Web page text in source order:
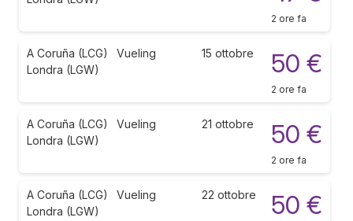
2 ore fa
A Coruña (LCG)
Londra (LGW)
Vueling 15 ottobre 50 €
2 ore fa
A Coruña (LCG)
Londra (LGW)
Vueling 21 ottobre 50 €
2 ore fa
A Coruña (LCG)
Londra (LGW)
Vueling 22 ottobre 50 €